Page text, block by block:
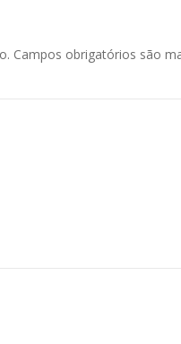
Campos obrigatórios são